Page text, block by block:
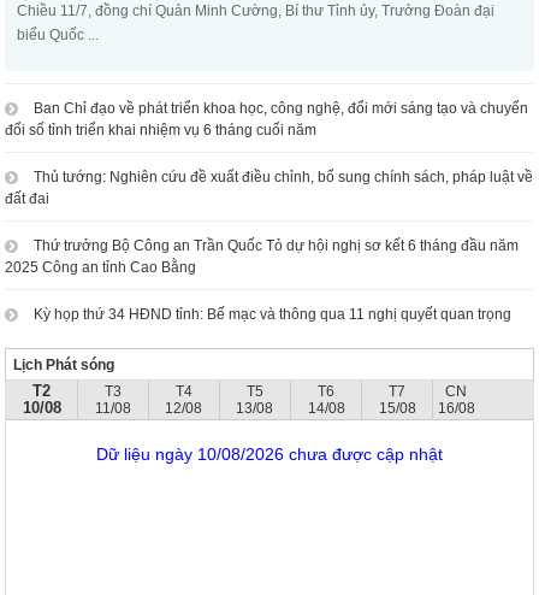
Chiều 11/7, đồng chí Quản Minh Cường, Bí thư Tỉnh ủy, Trưởng Đoàn đại
biểu Quốc ...
Ban Chỉ đạo về phát triển khoa học, công nghệ, đổi mới sáng tạo và chuyển
đổi số tỉnh triển khai nhiệm vụ 6 tháng cuối năm
Thủ tướng: Nghiên cứu đề xuất điều chỉnh, bổ sung chính sách, pháp luật về
đất đai
Thứ trưởng Bộ Công an Trần Quốc Tỏ dự hội nghị sơ kết 6 tháng đầu năm
2025 Công an tỉnh Cao Bằng
Kỳ họp thứ 34 HĐND tỉnh: Bế mạc và thông qua 11 nghị quyết quan trọng
Lịch Phát sóng
T2
10/08
T3
11/08
T4
12/08
T5
13/08
T6
14/08
T7
15/08
CN
16/08
Dữ liệu ngày 10/08/2026 chưa được cập nhật